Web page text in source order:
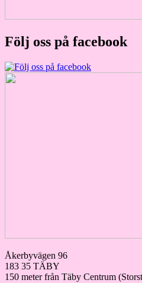
Följ oss på facebook
Åkerbyvägen 96
183 35 TÄBY
150 meter från Täby Centrum